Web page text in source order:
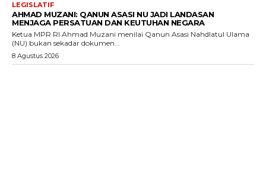
LEGISLATIF
AHMAD MUZANI: QANUN ASASI NU JADI LANDASAN
MENJAGA PERSATUAN DAN KEUTUHAN NEGARA
Ketua MPR RI Ahmad Muzani menilai Qanun Asasi Nahdlatul Ulama
(NU) bukan sekadar dokumen...
8 Agustus 2026